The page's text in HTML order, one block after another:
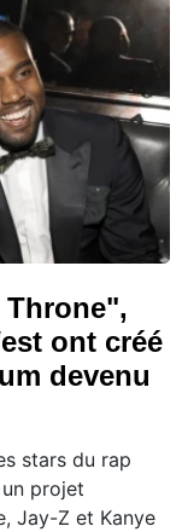
Throne",
ont créé
devenu
stars du rap
projet
Jay-Z et Kanye